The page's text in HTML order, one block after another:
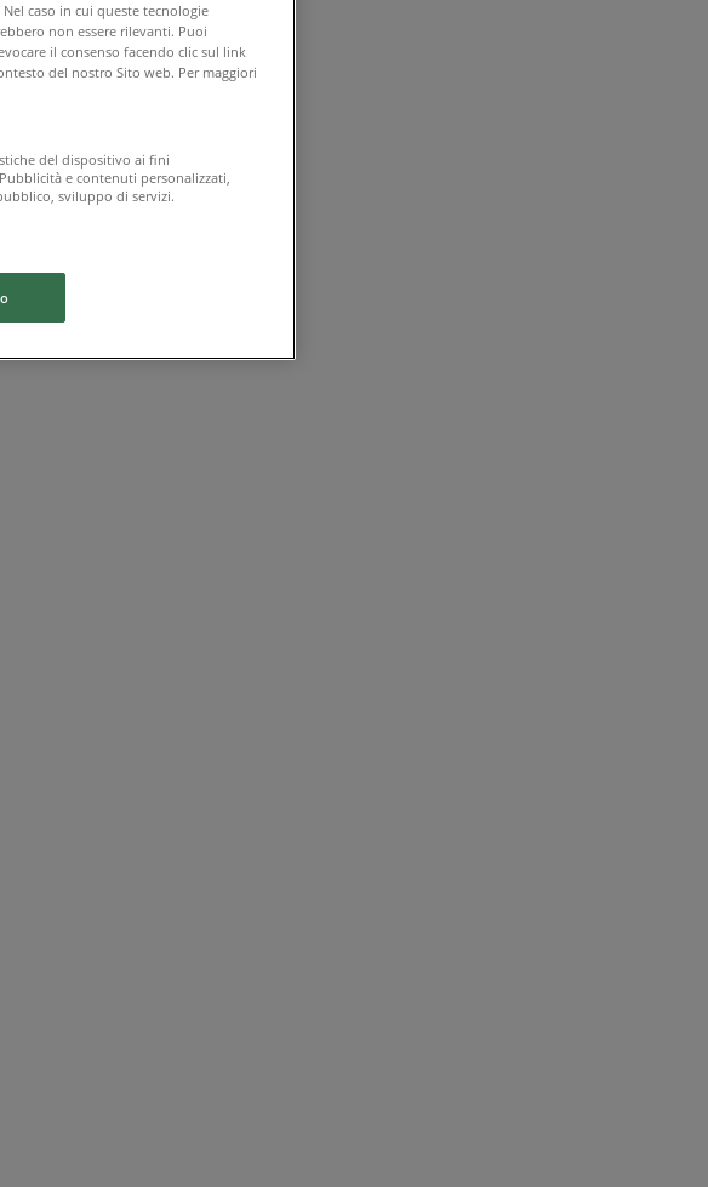
caso in cui queste tecnologie
non essere rilevanti. Puoi
il consenso facendo clic sul link
del nostro Sito web. Per maggiori
del dispositivo ai fini
e contenuti personalizzati,
sviluppo di servizi.